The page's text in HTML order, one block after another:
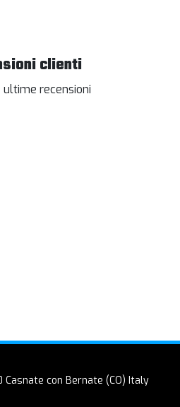
clienti
ultime recensioni
con Bernate (CO) Italy